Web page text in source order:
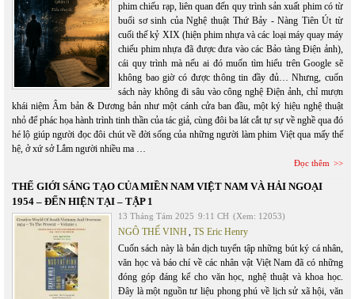
phim chiếu rạp, liên quan đến quy trình sản xuất phim có từ
buổi sơ sinh của Nghệ thuật Thứ Bảy - Nàng Tiên Út từ
cuối thế kỷ XIX (hiện phim nhựa và các loại máy quay máy
chiếu phim nhựa đã được đưa vào các Bảo tàng Điện ảnh),
cái quy trình mà nếu ai đó muốn tìm hiểu trên Google sẽ
không bao giờ có được thông tin đầy đủ… Nhưng, cuốn
sách này không đi sâu vào công nghệ Điện ảnh, chỉ mượn
khái niệm Âm bản & Dương bản như một cánh cửa ban đầu, một ký hiệu nghệ thuật
nhỏ để phác họa hành trình tinh thần của tác giả, cùng đôi ba lát cắt tự sự về nghề qua đó
hé lộ giúp người đọc đôi chút về đời sống của những người làm phim Việt qua mấy thế
hệ, ở xứ sở Lắm người nhiều ma …
Đọc thêm
THẾ GIỚI SÁNG TẠO CỦA MIỀN NAM VIỆT NAM VÀ HẢI NGOẠI
1954 – ĐẾN HIỆN TẠI – TẬP 1
13 Tháng Tám 2025 9:11 CH (Xem: 12053)
NGÔ THẾ VINH, TS Eric Henry
Cuốn sách này là bản dịch tuyển tập những bút ký cá nhân,
văn học và báo chí về các nhân vật Việt Nam đã có những
đóng góp đáng kể cho văn học, nghệ thuật và khoa học.
Đây là một nguồn tư liệu phong phú về lịch sử xã hội, văn